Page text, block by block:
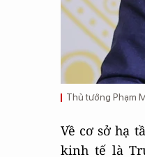
Thủ tướng Phạm
Về cơ sở hạ
kinh tế là